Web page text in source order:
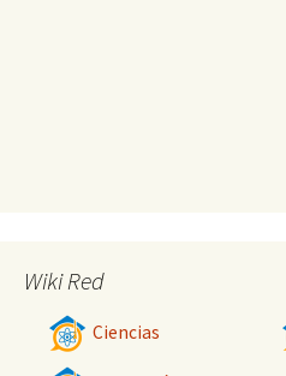
Wiki Red
Ciencias